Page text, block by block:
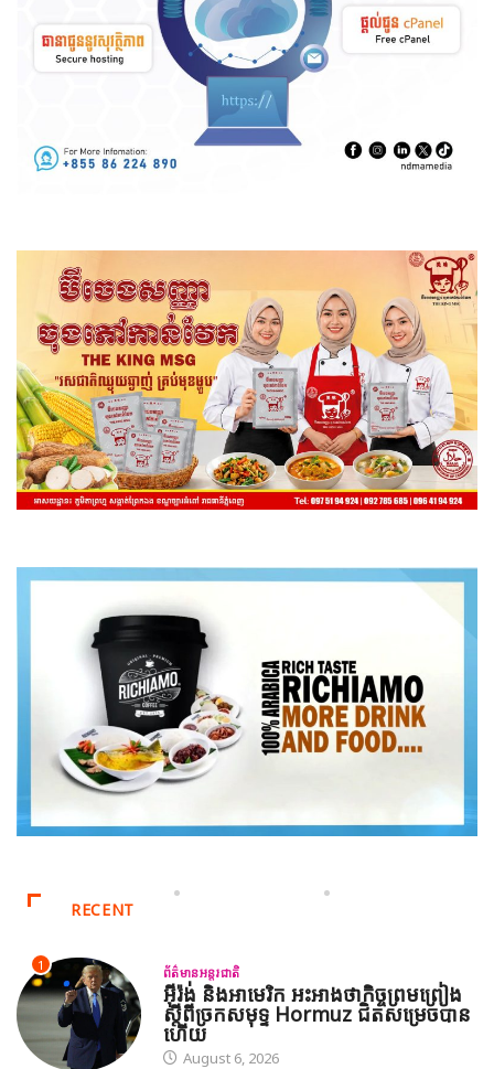
RECENT
1 ព័ត៌មានអន្តរជាតិ
អ៊ីរ៉ង់ និងអាមេរិក អះអាងថាកិច្ចព្រមព្រៀង
ស្តីពីច្រកសមុទ្ទ Hormuz ជិតសម្រេចបាន
ហើយ
August 6, 2026